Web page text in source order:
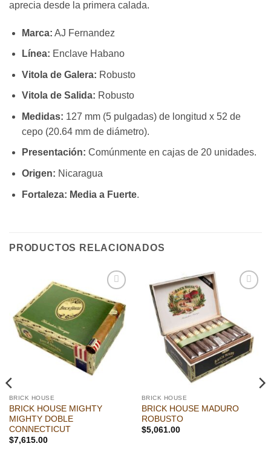
aprecia desde la primera calada.
Marca: AJ Fernandez
Línea: Enclave Habano
Vitola de Galera: Robusto
Vitola de Salida: Robusto
Medidas: 127 mm (5 pulgadas) de longitud x 52 de
cepo (20.64 mm de diámetro).
Presentación: Comúnmente en cajas de 20 unidades.
Origen: Nicaragua
Fortaleza: Media a Fuerte.
PRODUCTOS RELACIONADOS
Añadir
a la
lista de
deseos
BRICK HOUSE
BRICK HOUSE MIGHTY
MIGHTY DOBLE
CONNECTICUT
$7,615.00
deseos
BRICK HOUSE
BRICK HOUSE MADURO
ROBUSTO
$5,061.00